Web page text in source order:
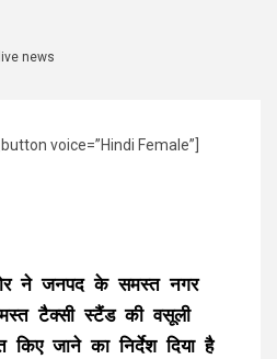
news
voice=”Hindi Female”]
ने जनपद के समस्त नगर
टैक्सी स्टैंड की वसूली
किए जाने का निर्देश दिया है